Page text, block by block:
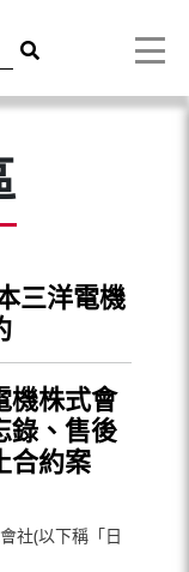
三洋電機
機株式會
錄、售後
合約案
社(以下稱「日